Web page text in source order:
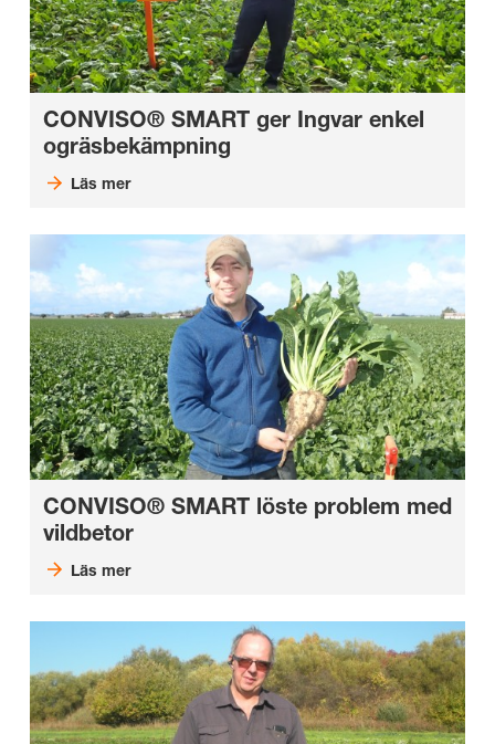
CONVISO® SMART ger Ingvar enkel
ogräsbekämpning
Läs mer
CONVISO® SMART löste problem med
vildbetor
Läs mer